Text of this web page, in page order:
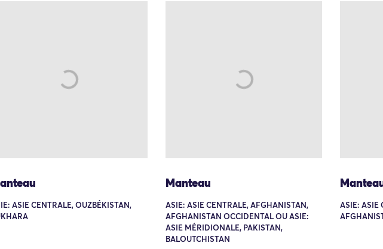
ASIE CENTRALE, OUZBÉKISTAN,
Manteau
ASIE: ASIE CENTRALE, AFGHANISTAN,
AFGHANISTAN OCCIDENTAL OU ASIE:
ASIE MÉRIDIONALE, PAKISTAN,
BALOUTCHISTAN
ASIE: ASIE